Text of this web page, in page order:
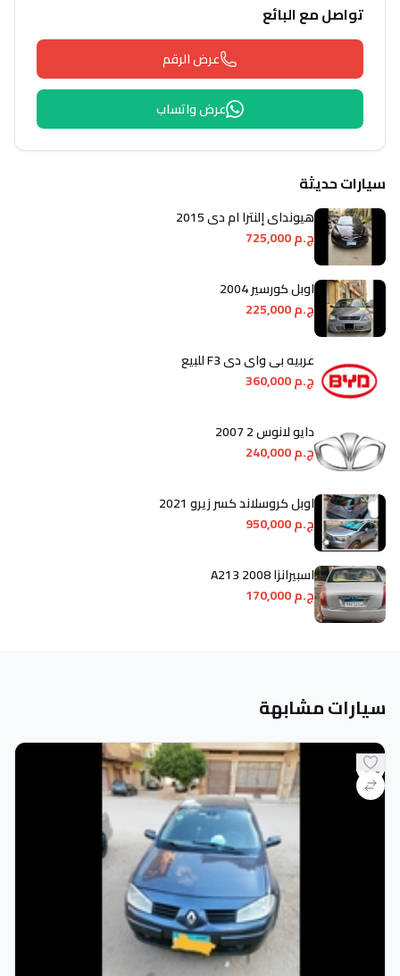
تواصل مع البائع
عرض الرقم
عرض واتساب
سيارات حديثة
هيونداي إلنترا ام دى 2015
ج.م 725,000
اوبل كورسير 2004
ج.م 225,000
عربيه بى واى دى F3 للبيع
ج.م 360,000
دايو لانوس 2 2007
ج.م 240,000
اوبل كروسلاند كسر زيرو 2021
ج.م 950,000
اسبيرانزا A213 2008
ج.م 170,000
سيارات مشابهة